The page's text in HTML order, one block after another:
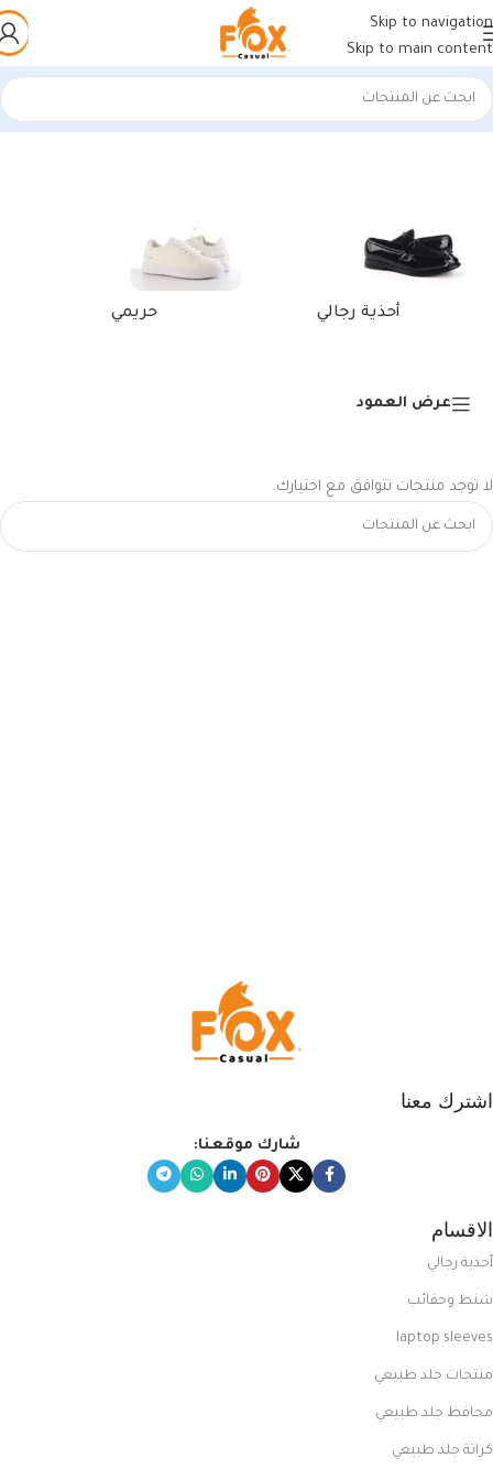
Skip to navigation
Skip to main content
الرئيسية/منتجات تحت الوسم “كوتش رياضي رجالي أسود”
أحذية رجالي حريمي
عرض العمود
لا توجد منتجات تتوافق مع اختيارك.
اشترك معنا
شارك موقعنا:
الاقسام
أحذية رجالي
شنط وحقائب
laptop sleeves
منتجات جلد طبيعي
محافظ جلد طبيعي
كراتة جلد طبيعي